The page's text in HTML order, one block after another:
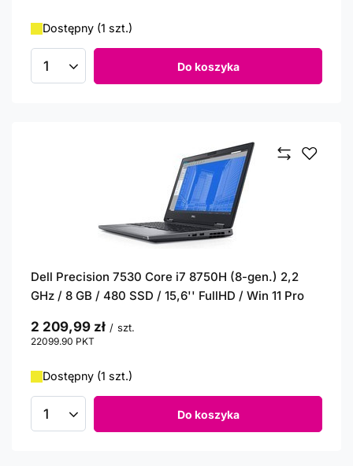
Dostępny (1 szt.)
Ilość produktów Do koszyka
Dell Precision 7530 Core i7 8750H (8-gen.) 2,2
GHz / 8 GB / 480 SSD / 15,6'' FullHD / Win 11 Pro
2 209,99 zł / szt.
22099.90 PKT
Dostępny (1 szt.)
Ilość produktów Do koszyka